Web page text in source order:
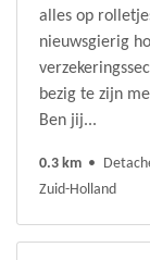
alles op
nieuwsgierig
bezig te zijn
Ben jij...
0.3 km
Zuid-Holland